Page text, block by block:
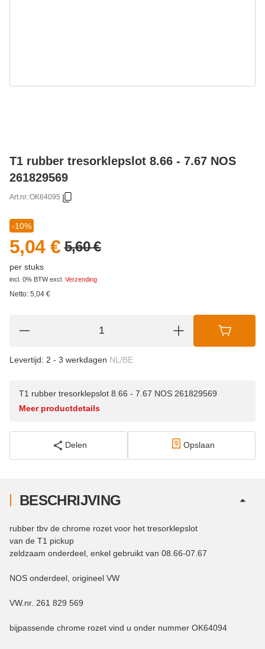
T1 rubber tresorklepslot 8.66 - 7.67 NOS
261829569
Art.nr.:OK64095
-10%
5,04 € 5,60 €
per stuks
incl. 0% BTWexcl. Verzending
Netto: 5,04 €
Levertijd: 2 - 3 werkdagen NL/BE
T1 rubber tresorklepslot 8.66 - 7.67 NOS 261829569
Meer productdetails
Delen Opslaan
BESCHRIJVING
rubber tbv de chrome rozet voor het tresorklepslot
van de T1 pickup
zeldzaam onderdeel, enkel gebruikt van 08.66-07.67
NOS onderdeel, origineel VW
VW.nr. 261 829 569
bijpassende chrome rozet vind u onder nummer OK64094